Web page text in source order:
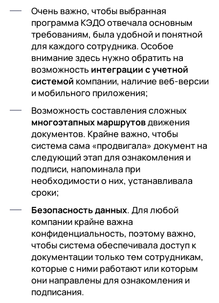
Очень важно, чтобы выбранная
программа КЭДО отвечала основным
требованиям, была удобной и понятной
для каждого сотрудника. Особое
внимание здесь нужно обратить на
возможность интеграции с учетной
системой компании, наличие веб-версии
и мобильного приложения;
Возможность составления сложных
многоэтапных маршрутовдвижения
документов. Крайне важно, чтобы
система сама «продвигала» документ на
следующий этап для ознакомления и
подписи, напоминала при
необходимости о них, устанавливала
сроки;
Безопасность данных. Для любой
компании крайне важна
конфиденциальность, поэтому важно,
чтобы система обеспечивала доступ к
документации только тем сотрудникам,
которые с ними работают или которым
они направлены для ознакомления и
подписания.